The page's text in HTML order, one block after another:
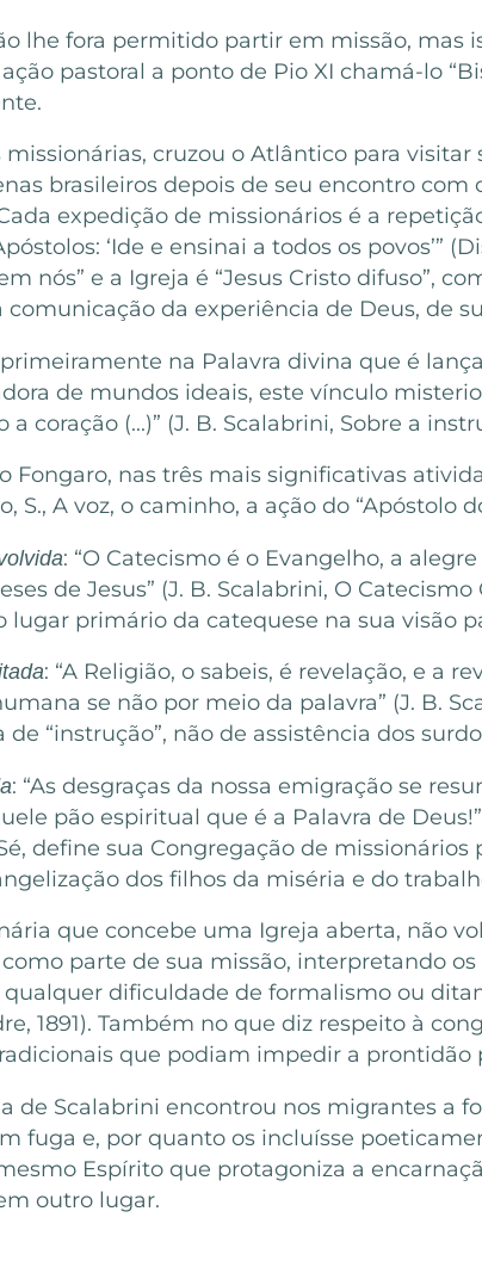
lhe fora permitido partir em missão,
pastoral a ponto de Pio XI chamá-lo
cruzou o Atlântico para
brasileiros depois de seu encontro
expedição de missionários é a
‘Ide e ensinai a todos os povos’”
nós” e a Igreja é “Jesus Cristo difuso”,
da experiência de Deus, de
na Palavra divina que é
de mundos ideais, este vínculo
coração (...)” (J. B. Scalabrini, Sobre a
Fongaro, nas três mais significativas
S., A voz, o caminho, a ação do “Apóstolo
: “O Catecismo é o Evangelho, a
de Jesus” (J. B. Scalabrini, O
lugar primário da catequese na sua visão
: “A Religião, o sabeis, é revelação, e a
se não por meio da palavra” (J. B.
“instrução”, não de assistência dos
: “As desgraças da nossa emigração se
pão espiritual que é a Palavra de
define sua Congregação de
dos filhos da miséria e do
que concebe uma Igreja aberta, não
parte de sua missão, interpretando
dificuldade de formalismo ou
1891). Também no que diz respeito à
que podiam impedir a prontidão
de Scalabrini encontrou nos migrantes a
fuga e, por quanto os incluísse
Espírito que protagoniza a
outro lugar.